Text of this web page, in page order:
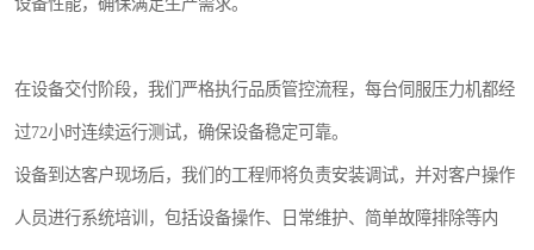
在设备交付阶段，我们严格执行品质管控流程，每台伺服压力机都经
过72小时连续运行测试，确保设备稳定可靠。
设备到达客户现场后，我们的工程师将负责安装调试，并对客户操作
人员进行系统培训，包括设备操作、日常维护、简单故障排除等内